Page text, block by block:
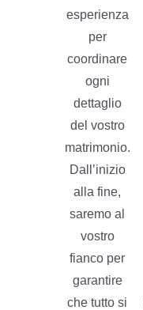
esperienza
per
coordinare
ogni
dettaglio
del vostro
matrimonio.
Dall’inizio
alla fine,
saremo al
vostro
fianco per
garantire
che tutto si